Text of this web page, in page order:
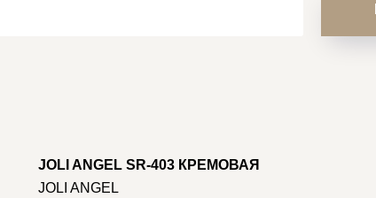
JOLI ANGEL SR-403 КРЕМОВАЯ
JOLI ANGEL